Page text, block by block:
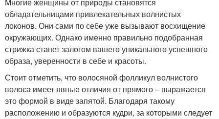
обладательницами привлекательных волнистых
локонов. Они сами по себе уже вызывают восхищение
окружающих. Однако именно правильно подобранная
стрижка станет залогом вашего уникального успешного
образа, уверенности в себе и красоты.
Стоит отметить, что волосяной фолликул волнистого
волоса имеет явные отличия от прямого – выражается
это формой в виде запятой. Благодаря такому
расположению и образуются кудри, за которыми следует